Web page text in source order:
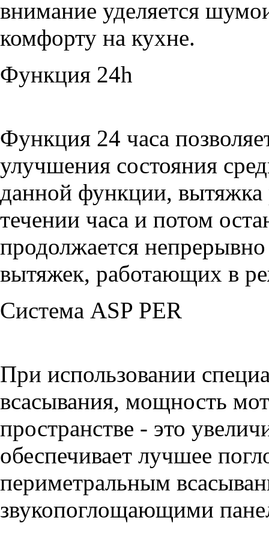
внимание уделяется
комфорту на кухне.
Функция 24h
Функция 24 часа
улучшения состояния
данной функции, вытяжка
течении часа и потом
продолжается
вытяжек, работающих в
Система ASP PER
При использовании
всасывания, мощность
пространстве - это
обеспечивает лучшее
периметральным
звукопоглощающими